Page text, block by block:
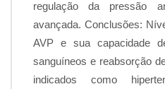
regulação da pressão
avançada. Conclusões:
AVP e sua capacidade
sanguíneos e reabsorção
indicados como